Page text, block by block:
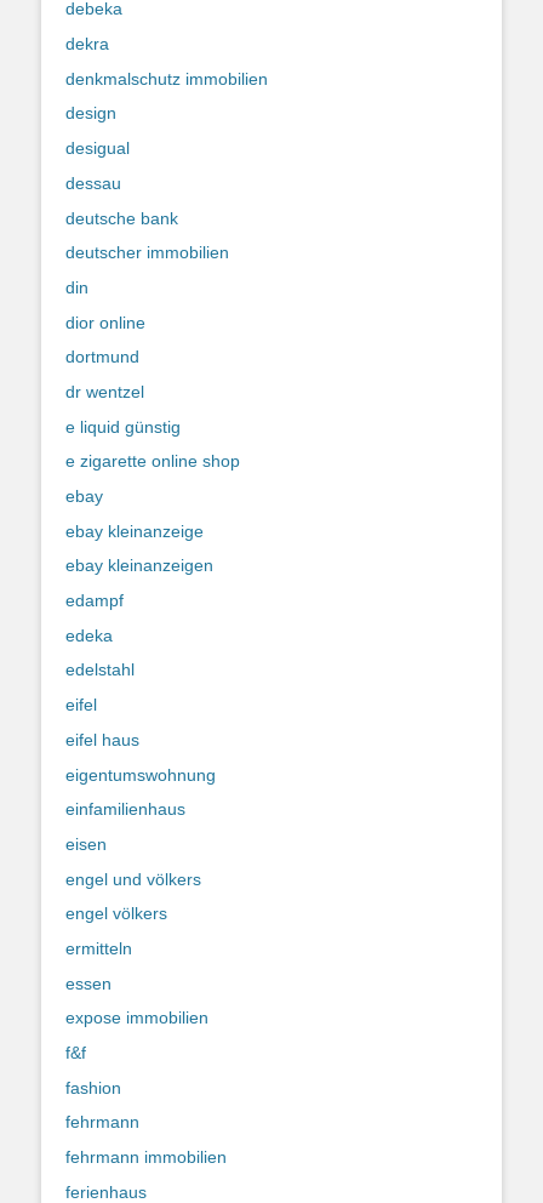
debeka
dekra
denkmalschutz immobilien
design
desigual
dessau
deutsche bank
deutscher immobilien
din
dior online
dortmund
dr wentzel
e liquid günstig
e zigarette online shop
ebay
ebay kleinanzeige
ebay kleinanzeigen
edampf
edeka
edelstahl
eifel
eifel haus
eigentumswohnung
einfamilienhaus
eisen
engel und völkers
engel völkers
ermitteln
essen
expose immobilien
f&f
fashion
fehrmann
fehrmann immobilien
ferienhaus